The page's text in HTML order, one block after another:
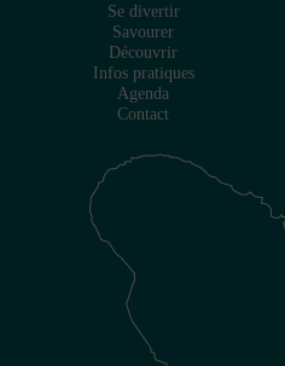
Se divertir
Savourer
Découvrir
Infos pratiques
Agenda
Contact